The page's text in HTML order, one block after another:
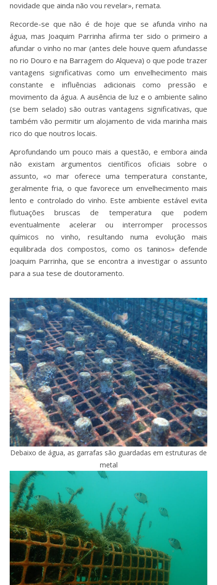
novidade que ainda não vou revelar», remata.
Recorde-se que não é de hoje que se afunda vinho na
água, mas Joaquim Parrinha afirma ter sido o primeiro a
afundar o vinho no mar (antes dele houve quem afundasse
no rio Douro e na Barragem do Alqueva) o que pode trazer
vantagens significativas como um envelhecimento mais
constante e influências adicionais como pressão e
movimento da água. A ausência de luz e o ambiente salino
(se bem selado) são outras vantagens significativas, que
também vão permitir um alojamento de vida marinha mais
rico do que noutros locais.
Aprofundando um pouco mais a questão, e embora ainda
não existam argumentos científicos oficiais sobre o
assunto, «o mar oferece uma temperatura constante,
geralmente fria, o que favorece um envelhecimento mais
lento e controlado do vinho. Este ambiente estável evita
flutuações bruscas de temperatura que podem
eventualmente acelerar ou interromper processos
químicos no vinho, resultando numa evolução mais
equilibrada dos compostos, como os taninos» defende
Joaquim Parrinha, que se encontra a investigar o assunto
para a sua tese de doutoramento.
Debaixo de água, as garrafas são guardadas em estruturas de
metal